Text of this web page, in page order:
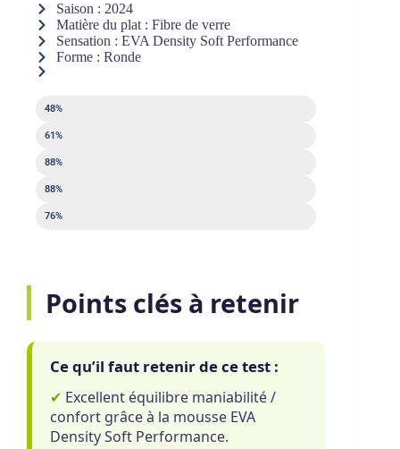
Saison : 2024
Matière du plat : Fibre de verre
Sensation : EVA Density Soft Performance
Forme : Ronde
Puissance
48%
Contrôle
61%
Sweet spot
88%
Sortie de balle
88%
Maniabilité
76%
Points clés à retenir
Ce qu’il faut retenir de ce test :
✔ Excellent équilibre maniabilité /
confort grâce à la mousse EVA
Density Soft Performance.